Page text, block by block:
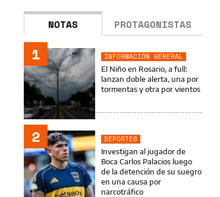
NOTAS PROTAGONISTAS
1
INFORMACIÓN GENERAL
El Niño en Rosario, a full:
lanzan doble alerta, una por
tormentas y otra por vientos
2
DEPORTES
Investigan al jugador de
Boca Carlos Palacios luego
de la detención de su suegro
en una causa por
narcotráfico